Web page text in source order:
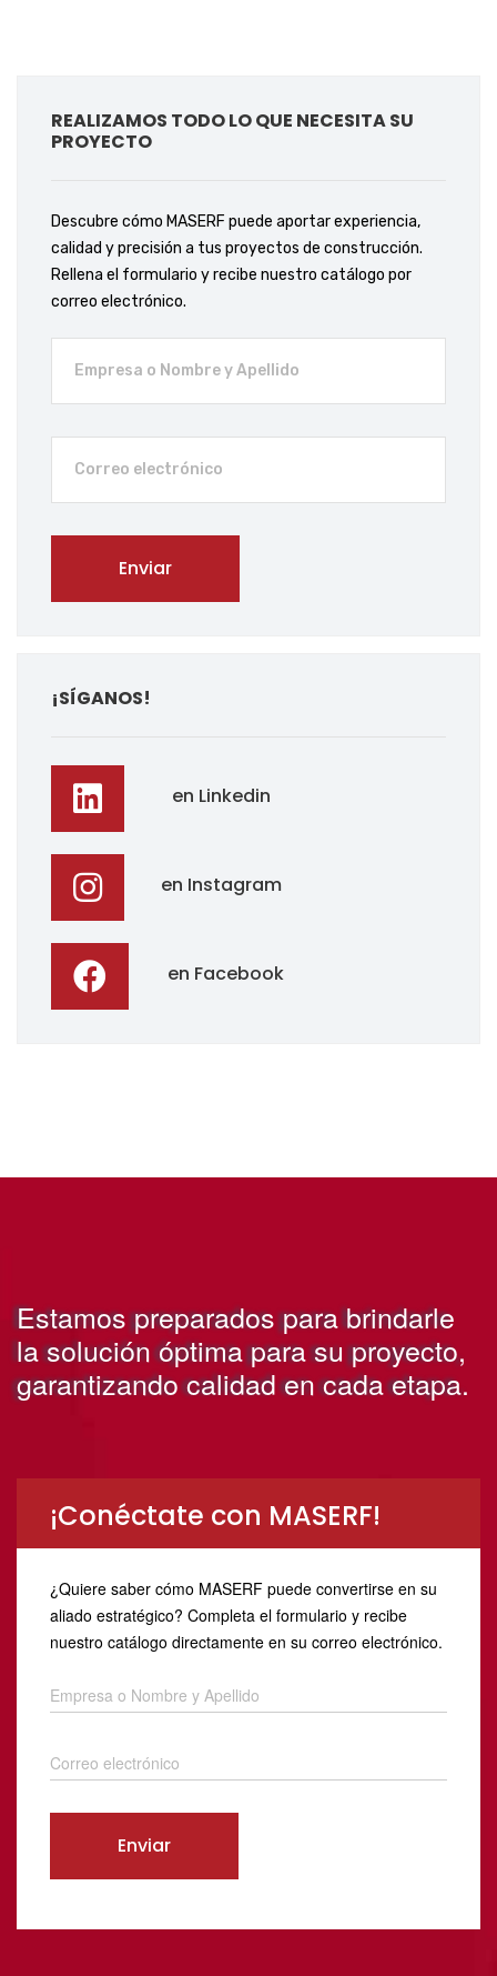
REALIZAMOS TODO LO QUE NECESITA SU
PROYECTO
Descubre cómo MASERF puede aportar experiencia,
calidad y precisión a tus proyectos de construcción.
Rellena el formulario y recibe nuestro catálogo por
correo electrónico.
¡SÍGANOS!
en Linkedin
en Instagram
en Facebook
Estamos preparados para brindarle
la solución óptima para su proyecto,
garantizando calidad en cada etapa.
¡Conéctate con MASERF!
¿Quiere saber cómo MASERF puede convertirse en su
aliado estratégico? Completa el formulario y recibe
nuestro catálogo directamente en su correo electrónico.